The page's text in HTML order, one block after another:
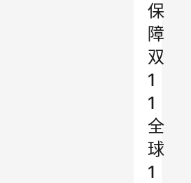
保
障
双
1
1
全
球
1